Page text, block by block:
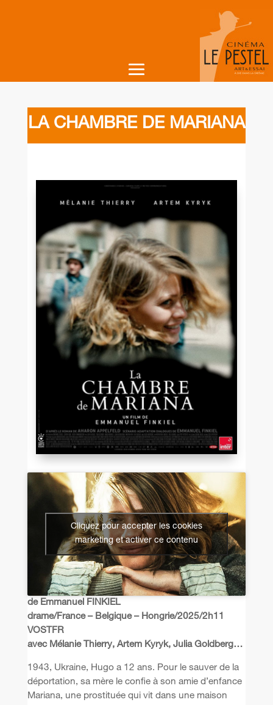
LA CHAMBRE DE MARIANA
Cliquez pour accepter les cookies
marketing et activer ce contenu
de Emmanuel FINKIEL
drame/France – Belgique – Hongrie/2025/2h11
VOSTFR
avec Mélanie Thierry, Artem Kyryk, Julia Goldberg…
1943, Ukraine, Hugo a 12 ans. Pour le sauver de la
déportation, sa mère le confie à son amie d’enfance
Mariana, une prostituée qui vit dans une maison